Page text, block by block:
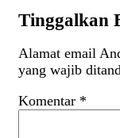
Tinggalkan
Alamat email
yang wajib
Komentar *